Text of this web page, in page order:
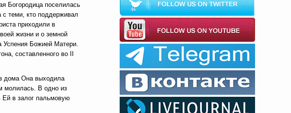
Богородица поселилась
теми, кто поддерживал
приходили в
жизни и о земной
Успения Божией Матери.
составленного во II
дома Она выходила
молилась. В одно из
Ей в залог пальмовую